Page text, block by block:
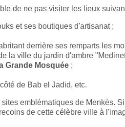
de ne pas visiter les lieux
et ses boutiques d'artisanat ;
derrière ses remparts les
la ville du jardin d'ambre
Grande Mosquée ;
de Bab el Jadid, etc.
emblématiques de Menkès.
de cette célèbre ville à